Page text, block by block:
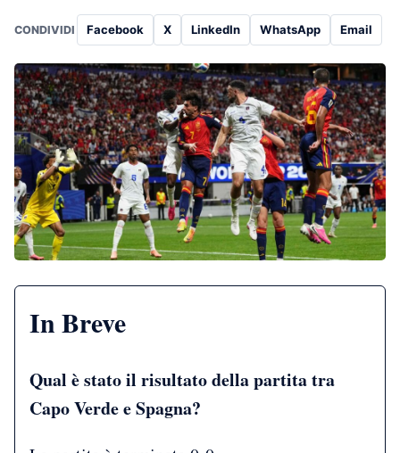
CONDIVIDI Facebook X LinkedIn WhatsApp Email
In Breve
Qual è stato il risultato della partita tra
Capo Verde e Spagna?